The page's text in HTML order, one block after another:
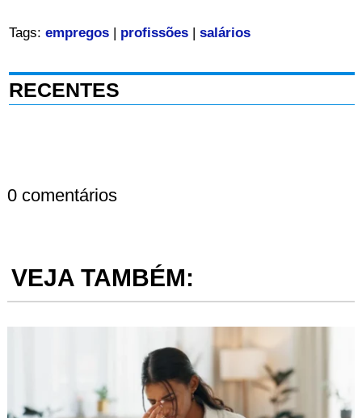
Tags: empregos| profissões| salários
RECENTES
0 comentários
VEJA TAMBÉM: